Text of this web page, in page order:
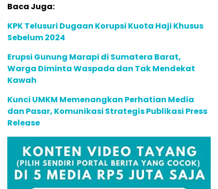
Baca Juga:
KPK Telusuri Dugaan Korupsi Kuota Haji Khusus
Sebelum 2024
Erupsi Gunung Marapi di Sumatera Barat,
Warga Diminta Waspada dan Tak Mendekat
Kawah
Kunci UMKM Memenangkan Perhatian Media
dan Pasar, Komunikasi Strategis Publikasi Press
Release